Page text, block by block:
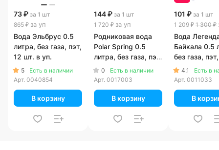
73 ₽ за 1 шт
865 ₽ за уп
Вода Эльбрус 0.5
литра, без газа, пэт,
12 шт. в уп.
5
Есть в наличии
Арт. 0040854
В корзину
144 ₽ за 1 шт
1 720 ₽ за уп
Родниковая вода
Polar Spring 0.5
литра, без газа, пэт,
12 шт. в уп.
0
Есть в наличии
Арт. 0017003
В корзину
101 ₽ за 1 шт
1 209 ₽ 1 300 ₽
Вода
Байкала 0.5
без газа,
в уп.
4.1
Есть в
Арт. 0011033
В